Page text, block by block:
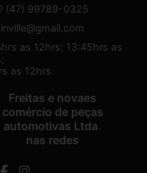
(47) 99789-0325
as 12hrs; 13:45hrs as
as 12hrs
Freitas e novaes
comércio de peças
automotivas Ltda.
nas redes